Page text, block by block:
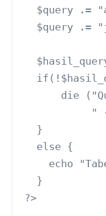
$query .=
$query .=
die
"
  }
  else {
echo
  }
?>